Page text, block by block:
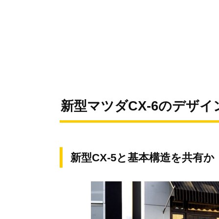
新型マツダCX-6のデザイ
新型CX-5と基本構造を共有か